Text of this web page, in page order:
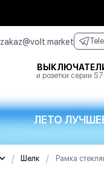
zakaz@volt.market
и розетки серии
ЛЕТО
/ Шелк / Рамка